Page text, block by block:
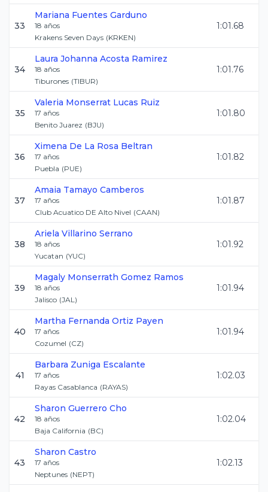
33
Mariana Fuentes Garduno
18 años
Krakens Seven Days (KRKEN)
1:01.68
34
Laura Johanna Acosta Ramirez
18 años
Tiburones (TIBUR)
1:01.76
35
Valeria Monserrat Lucas Ruiz
17 años
Benito Juarez (BJU)
1:01.80
36
Ximena De La Rosa Beltran
17 años
Puebla (PUE)
1:01.82
37
Amaia Tamayo Camberos
17 años
Club Acuatico DE Alto Nivel (CAAN)
1:01.87
38
Ariela Villarino Serrano
18 años
Yucatan (YUC)
1:01.92
39
Magaly Monserrath Gomez Ramos
18 años
Jalisco (JAL)
1:01.94
40
Martha Fernanda Ortiz Payen
17 años
Cozumel (CZ)
1:01.94
41
Barbara Zuniga Escalante
17 años
Rayas Casablanca (RAYAS)
1:02.03
42
Sharon Guerrero Cho
18 años
Baja California (BC)
1:02.04
43
Sharon Castro
17 años
Neptunes (NEPT)
1:02.13